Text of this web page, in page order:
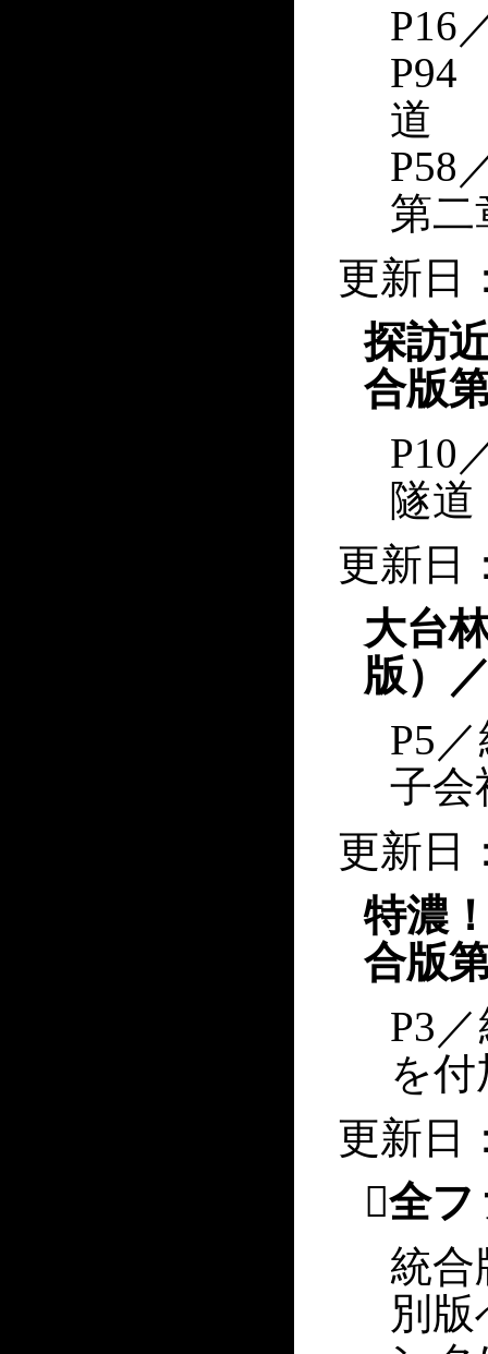
P16
道
第二
更新日
探訪
合版
P10
隧
更新日
大台
版）
P5
子会
更新日
特濃
合版
P3
を付
更新日
￿全フ
統合
別